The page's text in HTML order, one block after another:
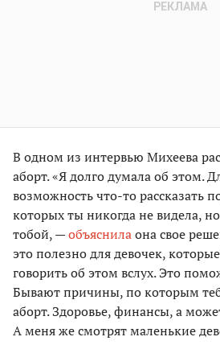
В одном из интервью Михеева
аборт. «Я долго думала об этом.
возможность что-то рассказать
которых ты никогда не видела,
тобой, —объяснилаона свое
это полезно для девочек,
говорить об этом вслух. Это
Бывают причины, по которым
аборт. Здоровье, финансы, а
А меня же смотрят маленькие